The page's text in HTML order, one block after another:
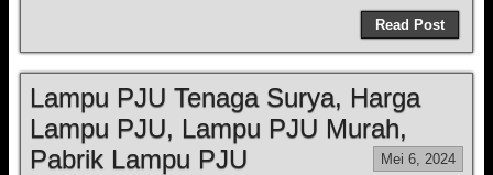
Read Post
Lampu PJU Tenaga Surya, Harga
Lampu PJU, Lampu PJU Murah,
Pabrik Lampu PJU
Mei 6, 2024